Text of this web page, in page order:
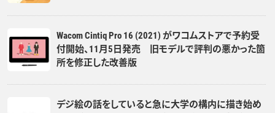
Wacom Cintiq Pro 16 (2021) がワコムストアで予約受
付開始、11月5日発売 旧モデルで評判の悪かった箇
所を修正した改善版
デジ絵の話をしていると急に大学の構内に描き始め